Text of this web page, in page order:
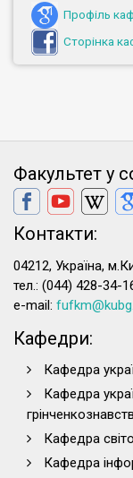
Профіль
Сторінка
Факультет у
Контакти:
04212, Україна,
тел.: (044) 428-34-
e-mail:
Кафедри:
Кафедра
Кафедра
Кафедра
Кафедра